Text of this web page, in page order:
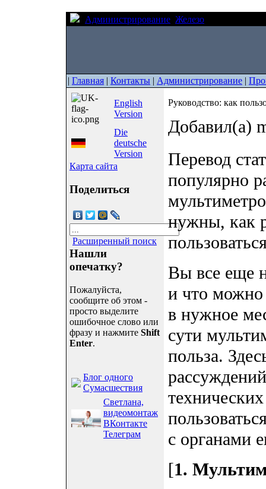
Администрирование Железо
| Главная | Контакты | Администрирование |
English
Version
Die
deutsche
Version
Карта сайта
Поделиться
Расширенный поиск
Нашли
опечатку?
Пожалуйста,
сообщите об этом -
просто выделите
ошибочное слово или
фразу и нажмите Shift
Enter.
Блог одного
Сумасшествия
Светлана,
видеомонтаж
ВКонтакте
Телеграм
Руководство: как
Добавил(а)
Перевод
популярно
нужны, как
Вы все еще
и что можно
в нужное
сути
польза.
с органами
[1.